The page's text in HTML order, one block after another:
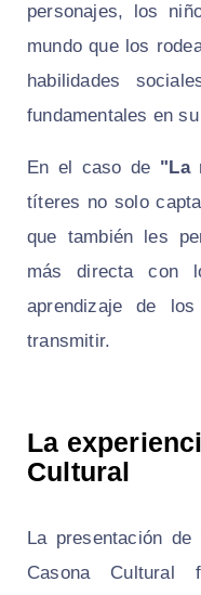
personajes, los
mundo que los
habilidades
fundamentales en
En el caso de "La
títeres no solo
que también les
más directa con
aprendizaje de
transmitir.
La
Cultural
La presentación de
Casona